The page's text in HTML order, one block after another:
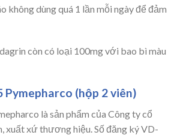
không dùng quá 1 lần mỗi ngày để đảm
còn có loại 100mg với bao bì màu
Pymepharco (hộp 2 viên)
là sản phẩm của Công ty cổ
xuất xứ thương hiệu. Số đăng ký VD-